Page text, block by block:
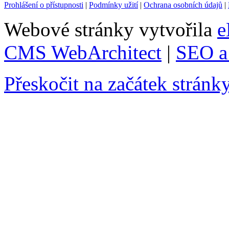
Prohlášení o přístupnosti | Podmínky užití| Ochrana osobních údajů |
Webové stránky vytvořila
CMS WebArchitect | SEO
Přeskočit na začátek